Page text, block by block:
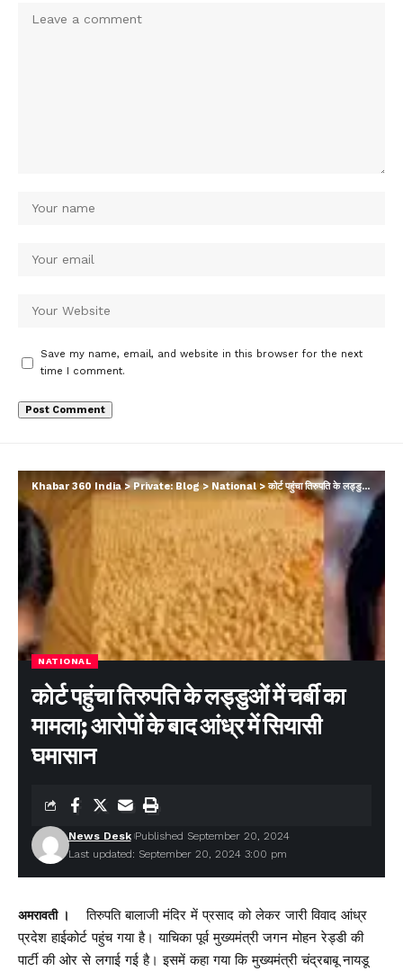
Save my name, email, and website in this browser for the next
time I comment.
Khabar 360 India>Private: Blog> National>कोर्ट पहुंचा तिरुपति के लड्डुओं में चर्बी का मामला; आरोपों के बाद आंध्र में सियासी घमासान
NATIONAL
कोर्ट पहुंचा तिरुपति के लड्डुओं में चर्बी का
मामला; आरोपों के बाद आंध्र में सियासी
घमासान
Last updated: September 20, 2024 3:00 pm
News Desk Published September 20, 2024
अमरावती ।
तिरुपति बालाजी मंदिर में प्रसाद को लेकर जारी विवाद आंध्र
प्रदेश हाईकोर्ट पहुंच गया है। याचिका पूर्व मुख्यमंत्री जगन मोहन रेड्डी की
पार्टी की ओर से लगाई गई है। इसमें कहा गया कि मुख्यमंत्री चंद्रबाबू नायडू